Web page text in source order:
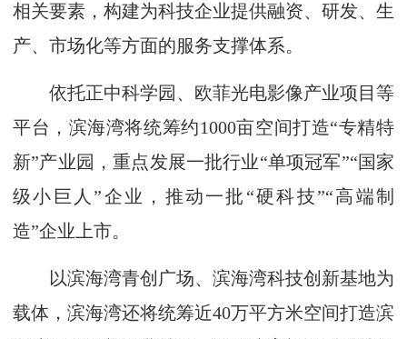
相关要素，构建为科技企业提供融资、研发、生
产、市场化等方面的服务支撑体系。
依托正中科学园、欧菲光电影像产业项目等
平台，滨海湾将统筹约1000亩空间打造“专精特
新”产业园，重点发展一批行业“单项冠军”“国家
级小巨人”企业，推动一批“硬科技”“高端制
造”企业上市。
以滨海湾青创广场、滨海湾科技创新基地为
载体，滨海湾还将统筹近40万平方米空间打造滨